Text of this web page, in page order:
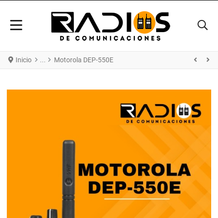
Inicio Motorola DEP-550E